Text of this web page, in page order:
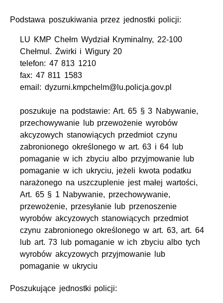
Podstawa poszukiwania przez jednostki policji:
LU KMP Chełm Wydział Kryminalny, 22-100
Chełmul. Żwirki i Wigury 20
telefon: 47 813 1210
fax: 47 811 1583
email: dyzurni.kmpchelm@lu.policja.gov.pl
poszukuje na podstawie: Art. 65 § 3 Nabywanie,
przechowywanie lub przewożenie wyrobów
akcyzowych stanowiących przedmiot czynu
zabronionego określonego w art. 63 i 64 lub
pomaganie w ich zbyciu albo przyjmowanie lub
pomaganie w ich ukryciu, jeżeli kwota podatku
narażonego na uszczuplenie jest małej wartości,
Art. 65 § 1 Nabywanie, przechowywanie,
przewożenie, przesyłanie lub przenoszenie
wyrobów akcyzowych stanowiących przedmiot
czynu zabronionego określonego w art. 63, art. 64
lub art. 73 lub pomaganie w ich zbyciu albo tych
wyrobów akcyzowych przyjmowanie lub
pomaganie w ukryciu
Poszukujące jednostki policji: